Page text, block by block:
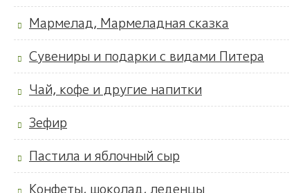
Мармелад, Мармеладная сказка
Сувениры и подарки с видами Питера
Чай, кофе и другие напитки
Зефир
Пастила и яблочный сыр
Конфеты, шоколад, леденцы